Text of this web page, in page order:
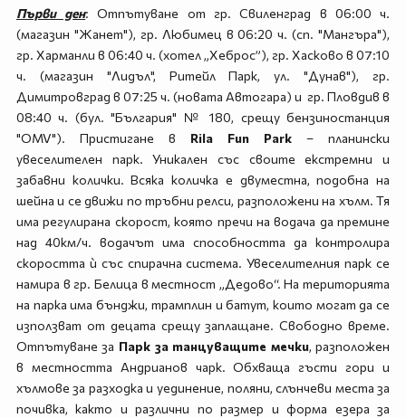
Първи ден: Отпътуване от гр. Свиленград в 06:00 ч.
(магазин "Жанет"), гр. Любимец в 06:20 ч. (сп. "Мангъра"),
гр. Харманли в 06:40 ч. (хотел „Хеброс”), гр. Хасково в 07:10
ч. (магазин "Лидъл", Ритейл Парк, ул. "Дунав"), гр.
Димитровград в 07:25 ч. (новата Автогара) и гр. Пловдив в
08:40 ч. (бул. "България" № 180, срещу бензиностанция
"OMV"). Пристигане в Rila Fun Park – планински
увеселителен парк. Уникален със своите екстремни и
забавни колички. Всяка количка е двуместна, подобна на
шейна и се движи по тръбни релси, разположени на хълм. Тя
има регулирана скорост, която пречи на водача да премине
над 40км/ч. водачът има способността да контролира
скоростта ѝ със спирачна система. Увеселителния парк се
намира в гр. Белица в местност „Дедово“. На територията
на парка има бънджи, трамплин и батут, които могат да се
използват от децата срещу заплащане. Свободно време.
Отпътуване за Парк за танцуващите мечки, разположен
в местността Андрианов чарк. Обхваща гъсти гори и
хълмове за разходка и уединение, поляни, слънчеви места за
почивка, както и различни по размер и форма езера за